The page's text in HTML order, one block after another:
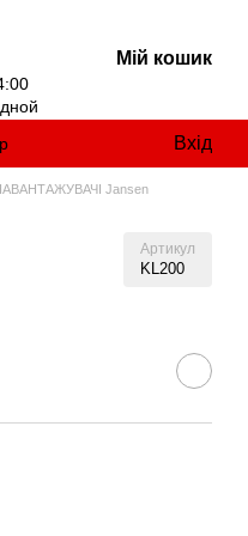
Мій кошик
Вхід
Jansen
Артикул
KL200